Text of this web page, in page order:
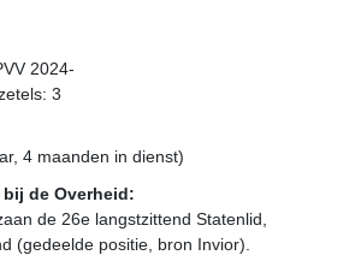
2024-
3
4 maanden in dienst)
bij de Overheid:
de 26e langstzittend Statenlid,
(gedeelde positie, bron Invior).